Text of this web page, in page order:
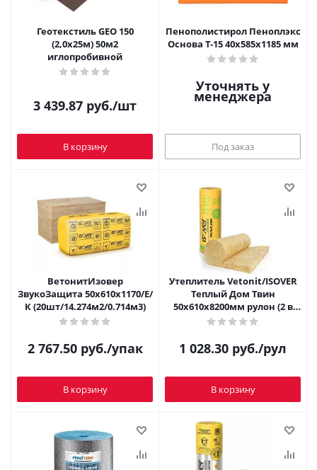
Геотекстиль GEO 150
(2,0х25м) 50м2
иглопробивной
3 439.87 руб./шт
В корзину
Пенополистирол Пеноплэкс
Основа Т-15 40х585х1185 мм
Уточнять у
менеджера
Под заказ
ВетонитИзовер
ЗвукоЗащита 50х610х1170/Е/
К (20шт/14.274м2/0.714м3)
2 767.50руб./упак
В корзину
Утеплитель Vetonit/ISOVER
Теплый Дом Твин
50х610х8200мм рулон (2 в
рул/10м2/0,5м3)
1 028.30 руб./рул
В корзину